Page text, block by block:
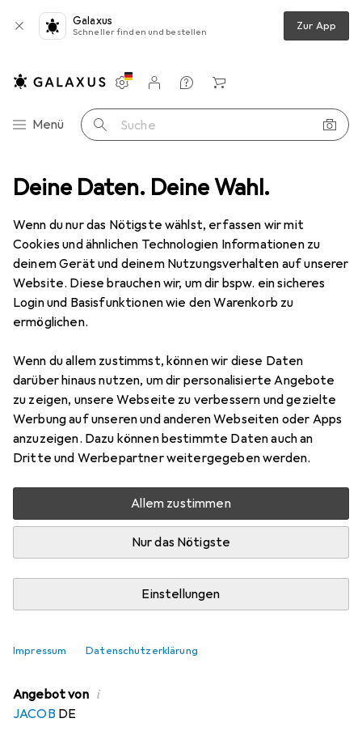
Deine Daten. Deine Wahl.
Wenn du nur das Nötigste wählst, erfassen wir mit
Cookies und ähnlichen Technologien Informationen zu
deinem Gerät und deinem Nutzungsverhalten auf unserer
Website. Diese brauchen wir, um dir bspw. ein sicheres
Login und Basisfunktionen wie den Warenkorb zu
ermöglichen.
Wenn du allem zustimmst, können wir diese Daten
darüber hinaus nutzen, um dir personalisierte Angebote
zu zeigen, unsere Webseite zu verbessern und gezielte
Werbung auf unseren und anderen Webseiten oder Apps
anzuzeigen. Dazu können bestimmte Daten auch an
Dritte und Werbepartner weitergegeben werden.
Allem zustimmen
Nur das Nötigste
Einstellungen
Impressum Datenschutzerklärung
Galaxus
Schneller finden und bestellen Zur App
Navigation nach Kategorien
Menü Suche
Einstellungen
Kundenkonto
Vergleichslisten
Merklisten
Warenkorb
Eurolite Audience Blinder 4x100W LED COB CW/WW
4 Bilder
EuroliteAudience Blinder 4x100W
LED COB CW/WW
100 W, LED
Preis in EUR inkl. MwSt.
EUR
563,99
EUR
22,99sparen
Angebot fürEUR
541,–
Mehr als 10 Stück an Lager beim Drittanbieter
Angebot von i
JACOB DE